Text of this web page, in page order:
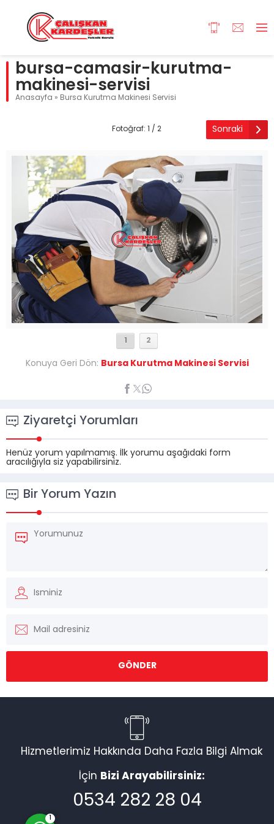
bursa-camasir-kurutma-
makinesi-servisi
Anasayfa » Bursa Kurutma Makinesi Servisi
Fotoğraf: 1 / 2 Sonraki
1 2
Konuya Geri Dön: Bursa Kurutma Makinesi Servisi
Ziyaretçi Yorumları
Henüz yorum yapılmamış. İlk yorumu aşağıdaki form
aracılığıyla siz yapabilirsiniz.
Bir Yorum Yazın
Hizmetlerimiz Hakkında Daha Fazla Bilgi Almak
İçin Bizi Arayabilirsiniz:
0534 282 28 04
Müşteri Temsilcisi
Cevap Yaz